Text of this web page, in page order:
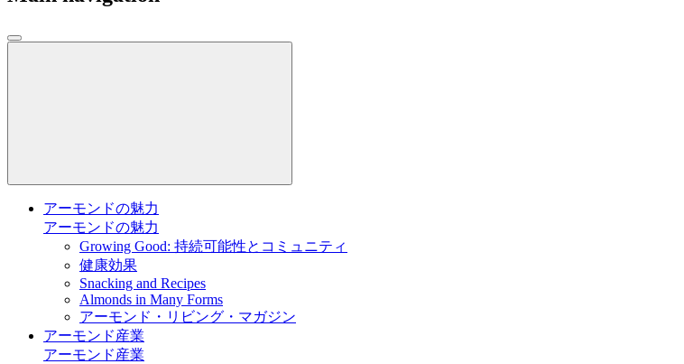
アーモンドの魅力
アーモンドの魅力
Growing Good: 持続可能性とコミュニティ
健康効果
Snacking and Recipes
Almonds in Many Forms
アーモンド・リビング・マガジン
アーモンド産業
アーモンド産業